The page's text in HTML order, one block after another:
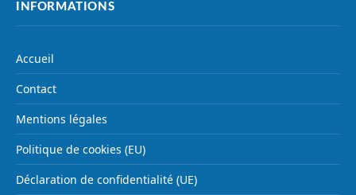
INFORMATIONS
Accueil
Contact
Mentions légales
Politique de cookies (EU)
Déclaration de confidentialité (UE)